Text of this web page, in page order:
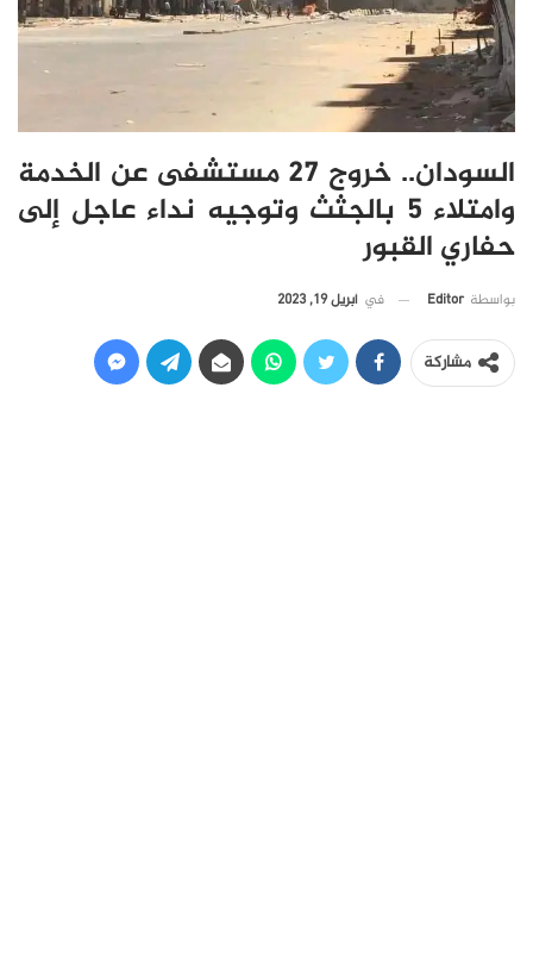
السودان.. خروج 27 مستشفى عن الخدمة
وامتلاء 5 بالجثث وتوجيه نداء عاجل إلى
حفاري القبور
بواسطة Editor في أبريل 19, 2023
مشاركة